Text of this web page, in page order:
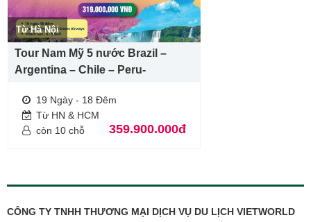
Từ Hà Nội
Tour Nam Mỹ 5 nước Brazil –
Argentina – Chile – Peru-
19 Ngày - 18 Đêm
Từ HN & HCM
còn 10 chỗ
359.900.000đ
CÔNG TY TNHH THƯƠNG MẠI DỊCH VỤ DU LỊCH VIETWORLD